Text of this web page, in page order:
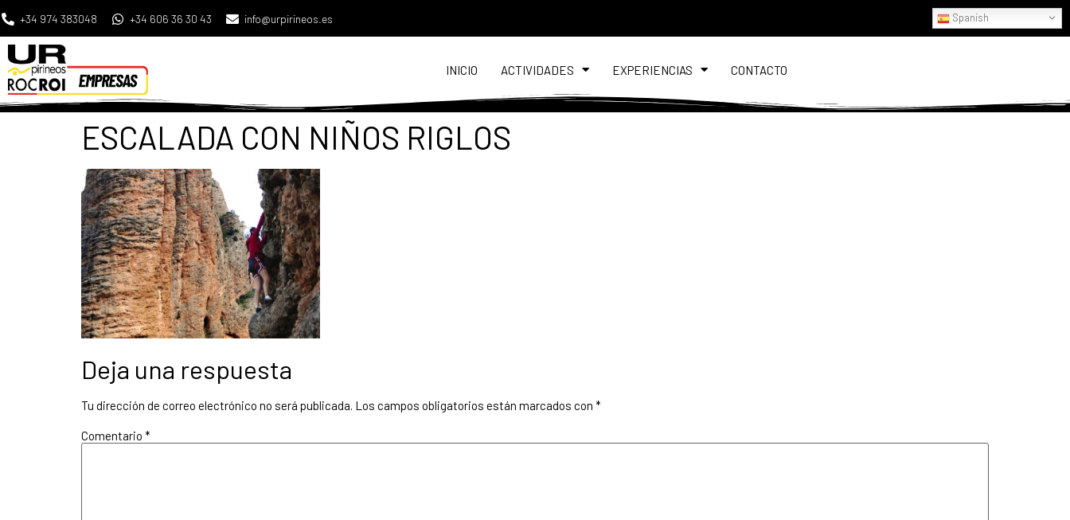
+34 974 383048 +34 606 36 30 43 info@urpirineos.es Spanish
INICIO ACTIVIDADES EXPERIENCIAS CONTACTO
ESCALADA CON NIÑOS RIGLOS
Deja una respuesta
Tu dirección de correo electrónico no será publicada. Los campos obligatorios están marcados con *
Comentario *